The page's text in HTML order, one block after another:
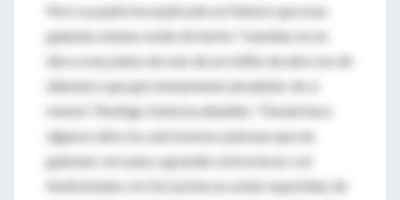
Pero su padre ha explicado en Nature que esas
galaxias enanas están de hecho “reunidas en un
disco muy plano de más de un millón de años luz de
diámetro que gira lentamente alrededor de sí
mismo”. Rodrigo Ibata ha añadido: “Desde hace
algunos años los astrónomos piensan que las
galaxias cercanas a grandes estructuras con
Andrómeda o la Vía Láctea no están repartidas de